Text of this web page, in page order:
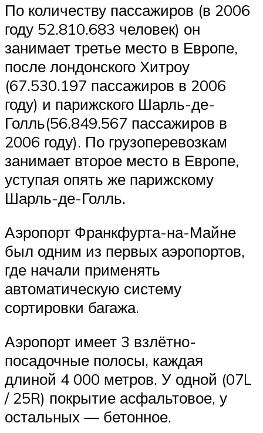
По количеству пассажиров (в 2006
году 52.810.683 человек) он
занимает третье место в Европе,
после лондонского Хитроу
(67.530.197 пассажиров в 2006
году) и парижского Шарль-де-
Голль(56.849.567 пассажиров в
2006 году). По грузоперевозкам
занимает второе место в Европе,
уступая опять же парижскому
Шарль-де-Голль.
Аэропорт Франкфурта-на-Майне
был одним из первых аэропортов,
где начали применять
автоматическую систему
сортировки багажа.
Аэропорт имеет 3 взлётно-
посадочные полосы, каждая
длиной 4 000 метров. У одной (07L
/ 25R) покрытие асфальтовое, у
остальных — бетонное.